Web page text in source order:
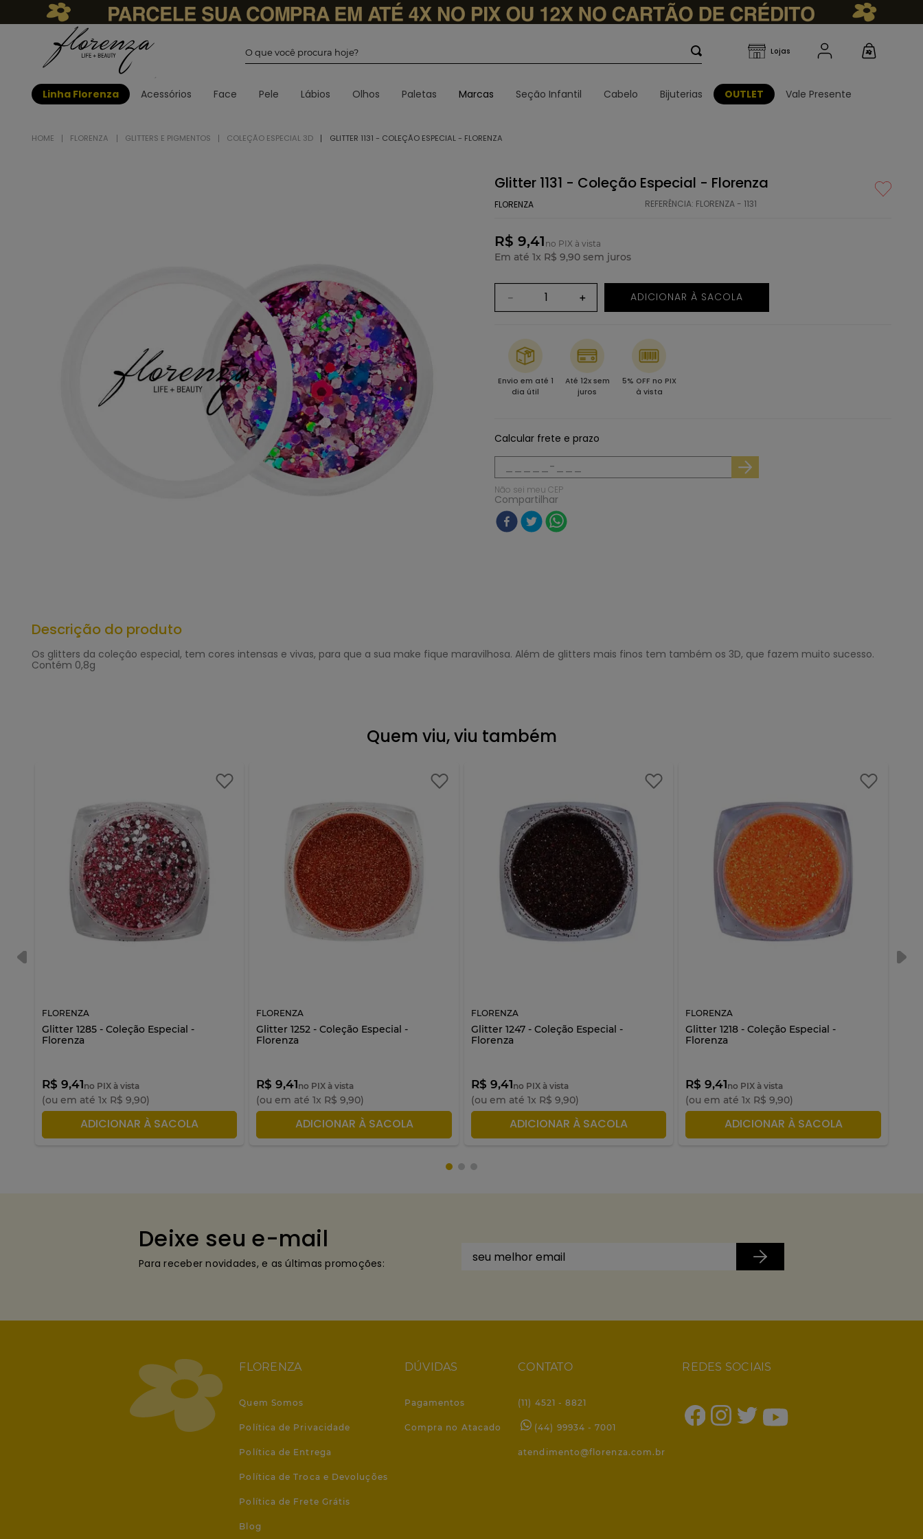
Linha Florenza Acessórios Face Pele Lábios Olhos Paletas Marcas Seção Infantil Cabelo Bijuterias OUTLET Vale Presente
FLORENZA GLITTERS E PIGMENTOS COLEÇÃO ESPECIAL 3D GLITTER 1131 - COLEÇÃO ESPECIAL - FLORENZA
Glitter 1131 - Coleção Especial - Florenza
FLORENZA REFERÊNCIA: FLORENZA - 1131
R$ 9,41 no PIX à vista
Em até 1x R$ 9,90 sem juros
＋
－ ADICIONAR À SACOLA
Envio em até 1
dia útil
Até 12x sem
juros
5% OFF no PIX
à vista
Calcular frete e prazo
Não sei meu CEP
Compartilhar
Descrição do produto
Os glitters da coleção especial, tem cores intensas e vivas, para que a sua make fique maravilhosa. Além de glitters mais finos tem também os 3D, que fazem muito sucesso.
Contém 0,8g
Quem viu, viu também
FLORENZA
Glitter 1285 - Coleção Especial -
Florenza
R$ 9,41no PIX à vista
(ou em até 1x R$ 9,90)
ADICIONAR À SACOLA
FLORENZA
Glitter 1252 - Coleção Especial -
Florenza
R$ 9,41no PIX à vista
(ou em até1x R$ 9,90)
ADICIONAR À SACOLA
FLORENZA
Glitter 1247 - Coleção Especial -
Florenza
R$ 9,41no PIX à vista
(ou em até 1x R$ 9,90)
ADICIONAR À SACOLA
FLORENZA
Glitter 1218 - Coleção Especial -
Florenza
R$ 9,41no PIX à vista
(ou em até1x R$ 9,90)
ADICIONAR À SACOLA
Deixe seu e-mail
Para receber novidades, e as últimas promoções:
FLORENZA
Quem Somos
Política de Privacidade
Política de Entrega
Política de Troca e Devoluções
Política de Frete Grátis
Blog
DÚVIDAS
Pagamentos
Compra no Atacado
CONTATO
(11) 4521 - 8821
(44) 99934 - 7001
atendimento@florenza.com.br
REDES SOCIAIS